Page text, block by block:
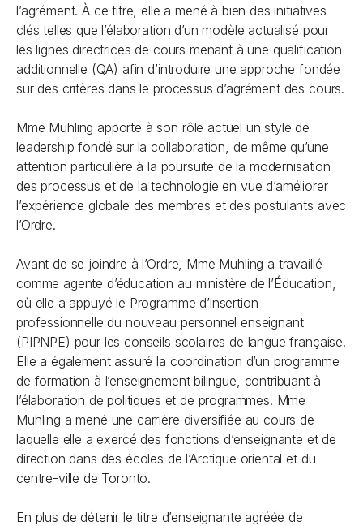
l’agrément. À ce titre, elle a mené à bien des initiatives
clés telles que l’élaboration d’un modèle actualisé pour
les lignes directrices de cours menant à une qualification
additionnelle (QA) afin d’introduire une approche fondée
sur des critères dans le processus d’agrément des cours.
Mme Muhling apporte à son rôle actuel un style de
leadership fondé sur la collaboration, de même qu’une
attention particulière à la poursuite de la modernisation
des processus et de la technologie en vue d’améliorer
l’expérience globale des membres et des postulants avec
l’Ordre.
Avant de se joindre à l’Ordre, Mme Muhling a travaillé
comme agente d’éducation au ministère de l’Éducation,
où elle a appuyé le Programme d’insertion
professionnelle du nouveau personnel enseignant
(PIPNPE) pour les conseils scolaires de langue française.
Elle a également assuré la coordination d’un programme
de formation à l’enseignement bilingue, contribuant à
l’élaboration de politiques et de programmes. Mme
Muhling a mené une carrière diversifiée au cours de
laquelle elle a exercé des fonctions d’enseignante et de
direction dans des écoles de l’Arctique oriental et du
centre-ville de Toronto.
En plus de détenir le titre d’enseignante agréée de